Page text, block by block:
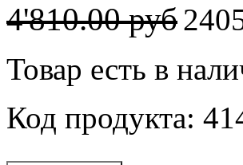
4'810.00 руб
Товар есть в
Код продукта: